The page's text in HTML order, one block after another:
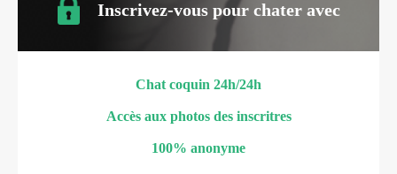
Inscrivez-vous pour chater avec
Chat coquin 24h/24h
Accès aux photos des inscritres
100% anonyme